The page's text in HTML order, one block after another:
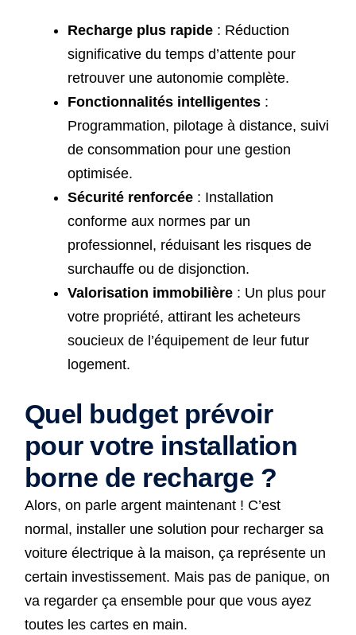
Recharge plus rapide: Réduction
significative du temps d’attente pour
retrouver une autonomie complète.
Fonctionnalités intelligentes:
Programmation, pilotage à distance, suivi
de consommation pour une gestion
optimisée.
Sécurité renforcée: Installation
conforme aux normes par un
professionnel, réduisant les risques de
surchauffe ou de disjonction.
Valorisation immobilière: Un plus pour
votre propriété, attirant les acheteurs
soucieux de l’équipement de leur futur
logement.
Quel budget prévoir
pour votre installation
borne de recharge ?
Alors, on parle argent maintenant ! C’est
normal, installer une solution pour recharger sa
voiture électrique à la maison, ça représente un
certain investissement. Mais pas de panique, on
va regarder ça ensemble pour que vous ayez
toutes les cartes en main.